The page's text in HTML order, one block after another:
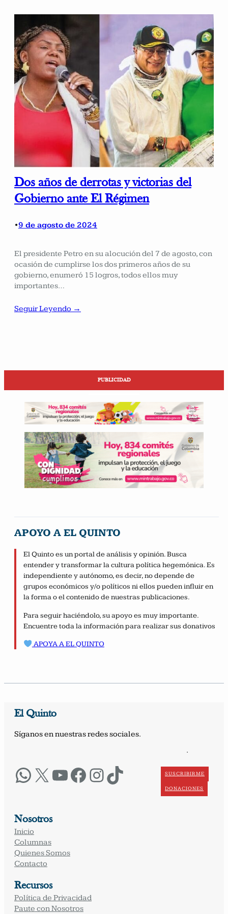
Dos años de derrotas y victorias del
Gobierno ante El Régimen
•9 de agosto de 2024
El presidente Petro en su alocución del 7 de agosto, con
ocasión de cumplirse los dos primeros años de su
gobierno, enumeró 15 logros, todos ellos muy
importantes…
Seguir Leyendo →
PUBLICIDAD
APOYO A EL QUINTO
El Quinto es un portal de análisis y opinión. Busca
entender y transformar la cultura política hegemónica. Es
independiente y autónomo, es decir, no depende de
grupos económicos y/o políticos ni ellos pueden influir en
la forma o el contenido de nuestras publicaciones.
Para seguir haciéndolo, su apoyo es muy importante.
Encuentre toda la información para realizar sus donativos
APOYA A EL QUINTO
El Quinto
Síganos en nuestras redes sociales.
WhatsApp X YouTube Facebook InstagramTikTok
·
SUSCRIBIRME
DONACIONES
Nosotros
Inicio
Columnas
Quienes Somos
Contacto
Recursos
Política de Privacidad
Paute con Nosotros